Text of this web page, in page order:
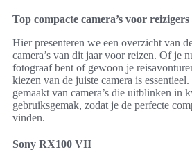
Top compacte camera’s voor reizigers
Hier presenteren we een overzicht van
camera’s van dit jaar voor reizen. Of je
fotograaf bent of gewoon je
kiezen van de juiste camera is
gemaakt van camera’s die uitblinken in
gebruiksgemak, zodat je de perfecte
vinden.
Sony RX100 VII